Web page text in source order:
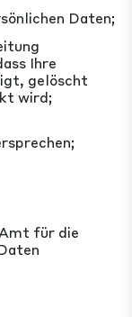
Daten;
Ihre
gelöscht
wird;
für die